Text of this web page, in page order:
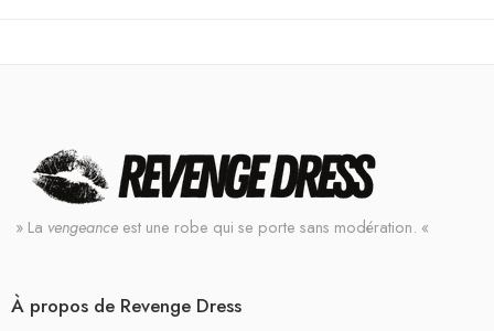
» La vengeance est une robe qui se porte sans modération. «
À propos de Revenge Dress